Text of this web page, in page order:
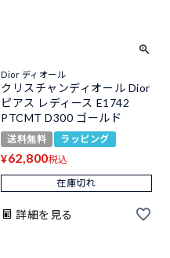
Dior ディオール
クリスチャンディオール Dior
ピアス レディース E1742
PTCMT D300 ゴールド
送料無料 ラッピング
¥62,800税込
在庫切れ
詳細を見る